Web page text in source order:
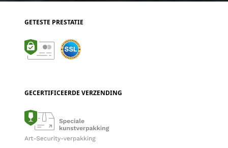
GETESTE PRESTATIE
GECERTIFICEERDE VERZENDING